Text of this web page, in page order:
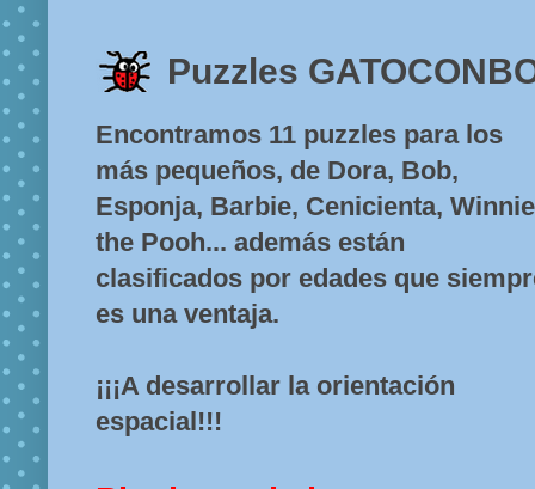
Puzzles
Encontramos 11 puzzles para los
más pequeños, de Dora, Bob,
Esponja, Barbie, Cenicienta, Winnie
the Pooh... además están
clasificados por edades que
es una ventaja.
¡¡¡A desarrollar la orientación
espacial!!!